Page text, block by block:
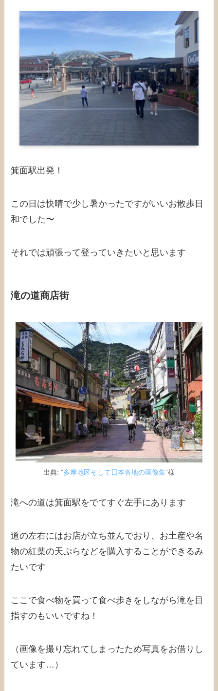
箕面駅出発！
この日は快晴で少し暑かったですがいいお散歩日
和でした〜
それでは頑張って登っていきたいと思います
滝の道商店街
出典: ”多摩地区そして日本各地の画像集”様
滝への道は箕面駅をでてすぐ左手にあります
道の左右にはお店が立ち並んでおり、お土産や名
物の紅葉の天ぷらなどを購入することができるみ
たいです
ここで食べ物を買って食べ歩きをしながら滝を目
指すのもいいですね！
（画像を撮り忘れてしまったため写真をお借りし
ています…）